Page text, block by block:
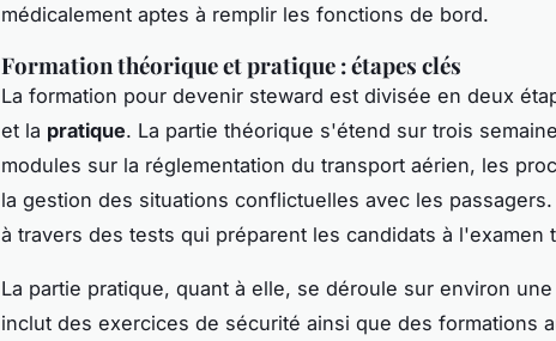
médicalement aptes à remplir les fonctions de bord.
Formation théorique et pratique : étapes clés
La formation pour devenir steward est divisée en deux
et la pratique. La partie théorique s'étend sur trois
modules sur la réglementation du transport aérien, les
la gestion des situations conflictuelles avec les
à travers des tests qui préparent les candidats à l'examen
La partie pratique, quant à elle, se déroule sur environ
inclut des exercices de sécurité ainsi que des formations